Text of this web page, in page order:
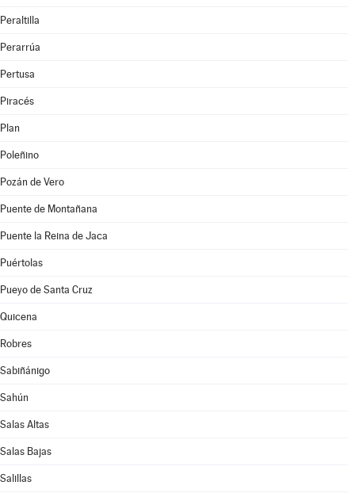
Peraltilla
Perarrúa
Pertusa
Piracés
Plan
Poleñino
Pozán de Vero
Puente de Montañana
Puente la Reina de Jaca
Puértolas
Pueyo de Santa Cruz
Quicena
Robres
Sabiñánigo
Sahún
Salas Altas
Salas Bajas
Salillas